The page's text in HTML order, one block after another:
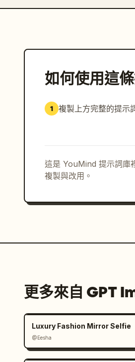
包含一名惡作劇記者。
將其描述為看起來像是在真
高品質動漫插畫 。
自然的表情描繪。
聚焦於能讓觀眾窺見角色
如何使用這
1 複製上方完整的提示
這是 YouMind 提示詞庫
複製與改用。
更多來自 GPT
Luxury Fashion Mirror Selfie
@Eesha